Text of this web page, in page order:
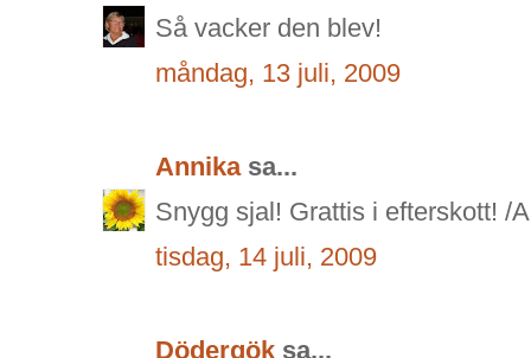
Så vacker den blev!
måndag, 13 juli, 2009
Annikasa...
Snygg sjal! Grattis i efterskott! /
tisdag, 14 juli, 2009
Dödergök sa...